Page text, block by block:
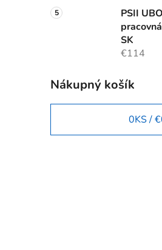
PSII
SK
€114
Nákupný košík
0KS /